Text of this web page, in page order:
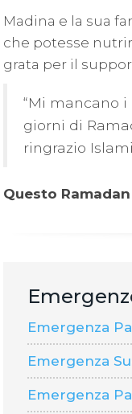
Madina e la sua
che potesse
grata per il
“Mi mancano
giorni di
ringrazio
Questo
Emergenza
Emergenza
Emergenza